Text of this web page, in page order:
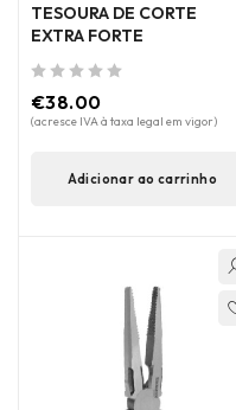
TESOURA DE CORTE
EXTRA FORTE
€38.00
(acresce IVA à taxa legal em vigor)
Adicionar ao carrinho